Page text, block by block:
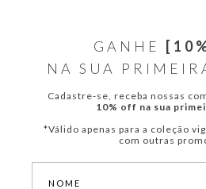
GANHE
NA SUA
Cadastre-se, receba nossas
10% off na sua
*Válido apenas para a coleção
com outras